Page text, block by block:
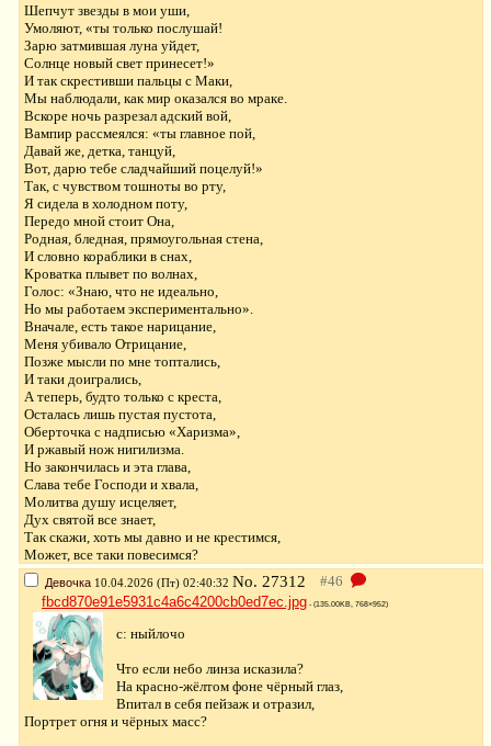
Шепчут звезды в мои уши,
Умоляют, «ты только послушай!
Зарю затмившая луна уйдет,
Солнце новый свет принесет!»
И так скрестивши пальцы с Маки,
Мы наблюдали, как мир оказался во мраке.
Вскоре ночь разрезал адский вой,
Вампир рассмеялся: «ты главное пой,
Давай же, детка, танцуй,
Вот, дарю тебе сладчайший поцелуй!»
Так, с чувством тошноты во рту,
Я сидела в холодном поту,
Передо мной стоит Она,
Родная, бледная, прямоугольная стена,
И словно кораблики в снах,
Кроватка плывет по волнах,
Голос: «Знаю, что не идеально,
Но мы работаем экспериментально».
Вначале, есть такое нарицание,
Меня убивало Отрицание,
Позже мысли по мне топтались,
И таки доигрались,
А теперь, будто только с креста,
Осталась лишь пустая пустота,
Оберточка с надписью «Харизма»,
И ржавый нож нигилизма.
Но закончилась и эта глава,
Слава тебе Господи и хвала,
Молитва душу исцеляет,
Дух святой все знает,
Так скажи, хоть мы давно и не крестимся,
Может, все таки повесимся?
Девочка 10.04.2026 (Пт) 02:40:32 No. 27312
fbcd870e91e5931c4a6c4200cb0ed7ec.jpg - (135.00KB, 768×952)
c: ныйлочо
Что если небо линза исказила?
На красно-жёлтом фоне чёрный глаз,
Впитал в себя пейзаж и отразил,
Портрет огня и чёрных масс?